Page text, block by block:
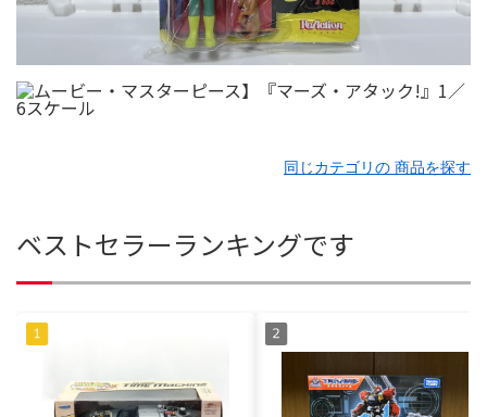
同じカテゴリの 商品を探す
ベストセラーランキングです